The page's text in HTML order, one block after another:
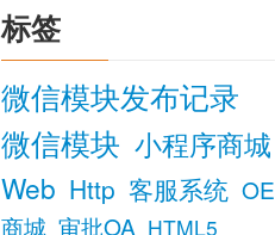
标签
微信模块发布记录
微信模块 小程序商城
Web Http 客服系统 OE
商城 审批OA HTML5